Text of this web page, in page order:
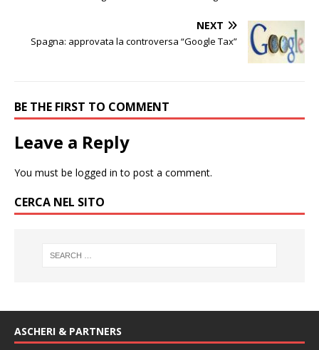
NEXT
Spagna: approvata la controversa “Google Tax”
BE THE FIRST TO COMMENT
Leave a Reply
You must be logged in to post a comment.
CERCA NEL SITO
ASCHERI & PARTNERS